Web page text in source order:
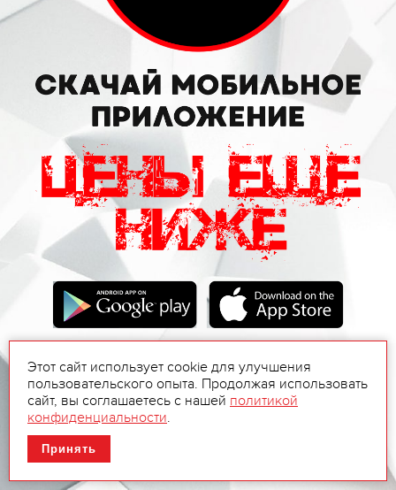
Этот сайт использует cookie для улучшения
пользовательского опыта. Продолжая использовать
сайт, вы соглашаетесь с нашей политикой
конфиденциальности.
Принять